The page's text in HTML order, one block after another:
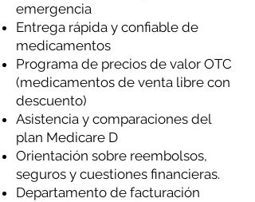
emergencia
Entrega rápida y confiable de
medicamentos
Programa de precios de valor OTC
(medicamentos de venta libre con
descuento)
Asistencia y comparaciones del
plan Medicare D
Orientación sobre reembolsos,
seguros y cuestiones financieras.
Departamento de facturación